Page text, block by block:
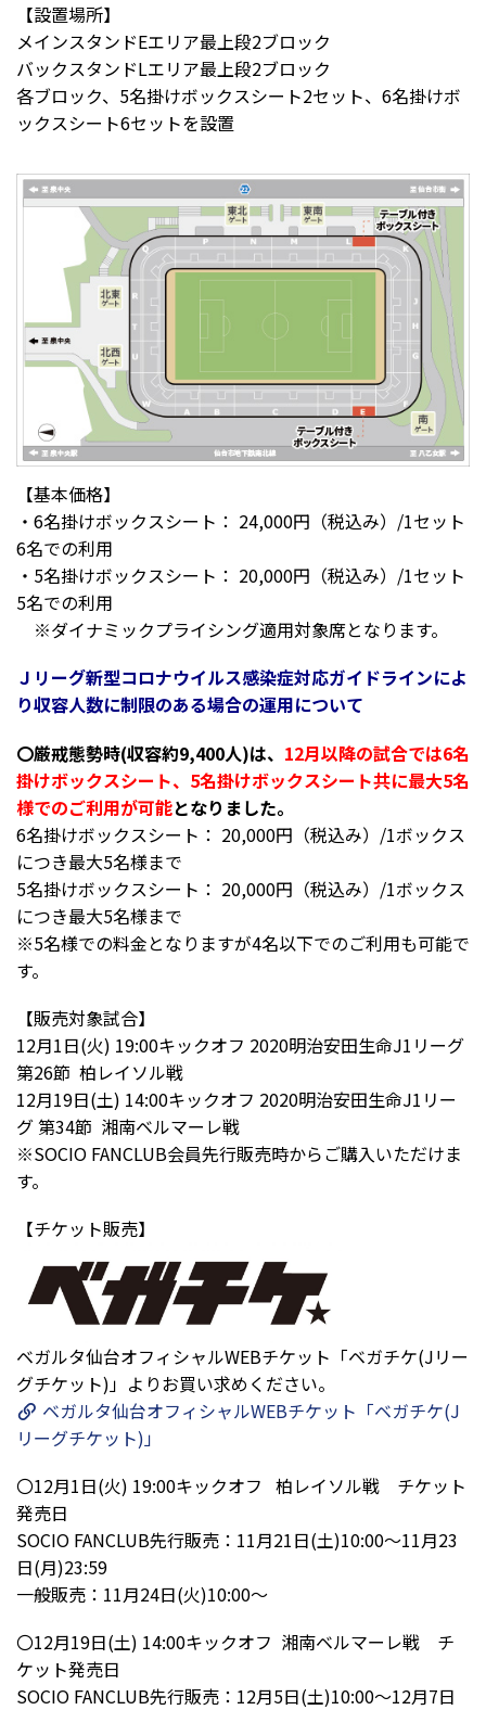
【設置場所】
メインスタンドEエリア最上段2ブロック
バックスタンドLエリア最上段2ブロック
各ブロック、5名掛けボックスシート2セット、6名掛けボ
ックスシート6セットを設置
【基本価格】
・6名掛けボックスシート： 24,000円（税込み）/1セット
6名での利用
・5名掛けボックスシート： 20,000円（税込み）/1セット
5名での利用
※ダイナミックプライシング適用対象席となります。
Ｊリーグ新型コロナウイルス感染症対応ガイドラインによ
り収容人数に制限のある場合の運用について
〇厳戒態勢時(収容約9,400人)は、 12月以降の試合では6名
掛けボックスシート、5名掛けボックスシート共に最大5名
様でのご利用が可能となりました。
6名掛けボックスシート： 20,000円（税込み）/1ボックス
につき最大5名様まで
5名掛けボックスシート： 20,000円（税込み）/1ボックス
につき最大5名様まで
※5名様での料金となりますが4名以下でのご利用も可能で
す。
【販売対象試合】
12月1日(火) 19:00キックオフ 2020明治安田生命J1リーグ
第26節 柏レイソル戦
12月19日(土) 14:00キックオフ 2020明治安田生命J1リー
グ 第34節 湘南ベルマーレ戦
※SOCIO FANCLUB会員先行販売時からご購入いただけま
す。
【チケット販売】
ベガルタ仙台オフィシャルWEBチケット「ベガチケ(Jリー
グチケット)」よりお買い求めください。
ベガルタ仙台オフィシャルWEBチケット「ベガチケ(J
リーグチケット)」
〇12月1日(火) 19:00キックオフ 柏レイソル戦 チケット
発売日
SOCIO FANCLUB先行販売：11月21日(土)10:00～11月23
日(月)23:59
一般販売：11月24日(火)10:00～
〇12月19日(土) 14:00キックオフ 湘南ベルマーレ戦 チ
ケット発売日
SOCIO FANCLUB先行販売：12月5日(土)10:00～12月7日